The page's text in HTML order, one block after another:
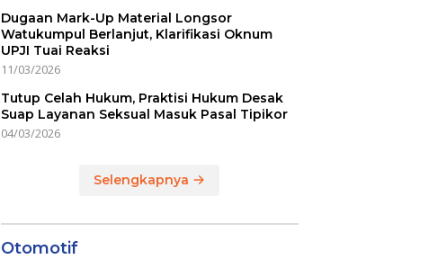
Dugaan Mark-Up Material Longsor
Watukumpul Berlanjut, Klarifikasi Oknum
UPJI Tuai Reaksi
11/03/2026
Tutup Celah Hukum, Praktisi Hukum Desak
Suap Layanan Seksual Masuk Pasal Tipikor
04/03/2026
Selengkapnya
Otomotif